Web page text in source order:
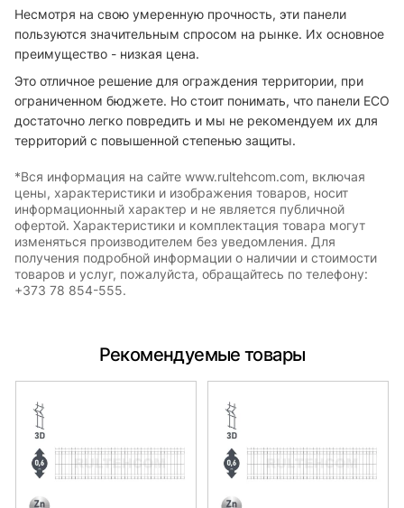
Несмотря на свою умеренную прочность, эти панели
пользуются значительным спросом на рынке. Их основное
преимущество - низкая цена.
Это отличное решение для ограждения территории, при
ограниченном бюджете. Но стоит понимать, что панели ECO
достаточно легко повредить и мы не рекомендуем их для
территорий с повышенной степенью защиты.
*Вся информация на сайте www.rultehcom.com, включая
цены, характеристики и изображения товаров, носит
информационный характер и не является публичной
офертой. Характеристики и комплектация товара могут
изменяться производителем без уведомления. Для
получения подробной информации о наличии и стоимости
товаров и услуг, пожалуйста, обращайтесь по телефону:
+373 78 854-555.
Рекомендуемые товары